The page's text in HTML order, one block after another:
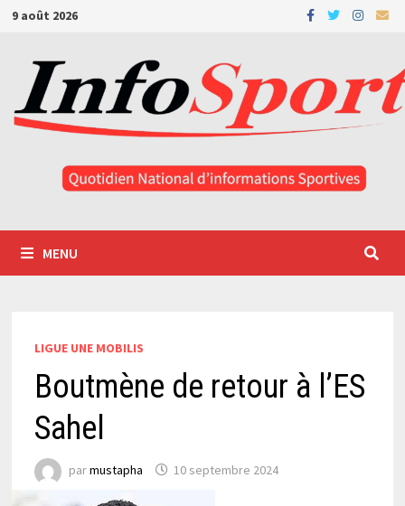
Passer
contenu
9 août 2026
MENU
LIGUE UNE MOBILIS
Boutmène de retour à l’ES
Sahel
parmustapha 10 septembre 2024